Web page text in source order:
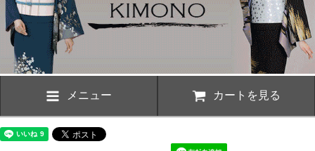
メニュー カートを見る